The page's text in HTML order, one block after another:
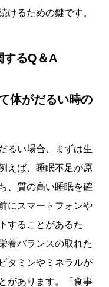
けるための鍵です。
するQ＆A
体がだるい時の
るい場合、まずは生
えば、睡眠不足が原
、質の高い睡眠を確
にスマートフォンや
することがあるた
養バランスの取れた
タミンやミネラルが
があります。「食事